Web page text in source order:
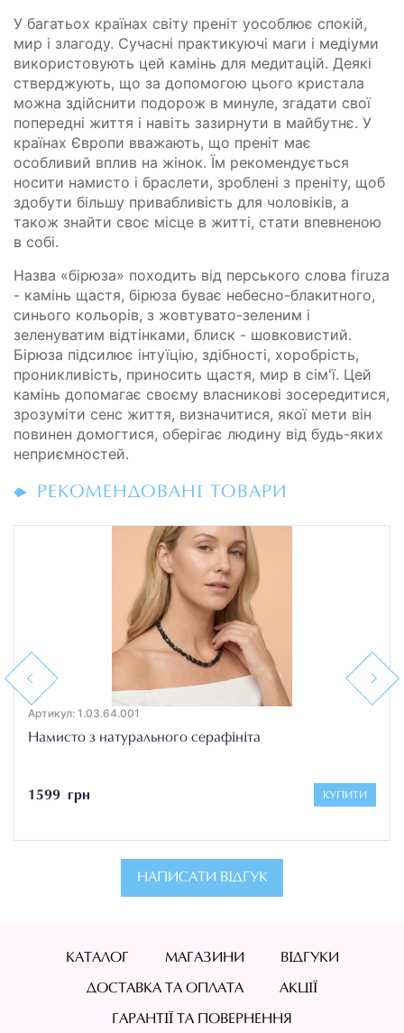
У багатьох країнах світу преніт уособлює спокій,
мир і злагоду. Сучасні практикуючі маги і медіуми
використовують цей камінь для медитацій. Деякі
стверджують, що за допомогою цього кристала
можна здійснити подорож в минуле, згадати свої
попередні життя і навіть зазирнути в майбутнє. У
країнах Європи вважають, що преніт має
особливий вплив на жінок. Їм рекомендується
носити намисто і браслети, зроблені з преніту, щоб
здобути більшу привабливість для чоловіків, а
також знайти своє місце в житті, стати впевненою
в собі.
Назва «бірюза» походить від перського слова firuza
- камінь щастя, бірюза буває небесно-блакитного,
синього кольорів, з жовтувато-зеленим і
зеленуватим відтінками, блиск - шовковистий.
Бірюза підсилює інтуїцію, здібності, хоробрість,
проникливість, приносить щастя, мир в сім'ї. Цей
камінь допомагає своєму власникові зосередитися,
зрозуміти сенс життя, визначитися, якої мети він
повинен домогтися, оберігає людину від будь-яких
неприємностей.
РЕКОМЕНДОВАНІ ТОВАРИ
Previous
Артикул: 1.03.64.001
Намисто з натурального серафініта
1599 грн КУПИТИ
Next
НАПИСАТИ ВІДГУК
КАТАЛОГ МАГАЗИНИ ВІДГУКИ
ДОСТАВКА ТА ОПЛАТА АКЦІЇ
ГАРАНТІЇ ТА ПОВЕРНЕННЯ